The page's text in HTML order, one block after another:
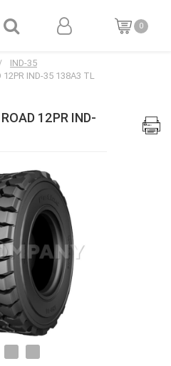
0
IND-35
12PR IND-35 138A3 TL
12PR IND-